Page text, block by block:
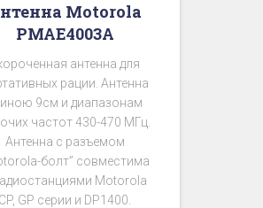
Motorola
PMAE4003A
антенна для
рации. Антенна
9см и диапазонам
частот 430-470 МГц.
Антенна с разъемом
болт” совместима
Motorola
CP, GP серии и DP1400.